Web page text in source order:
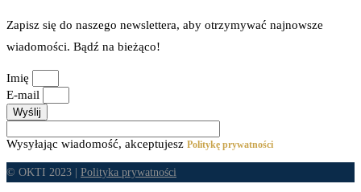
Zapisz się do naszego newslettera, aby otrzymywać najnowsze
wiadomości. Bądź na bieżąco!
Imię
E-mail
Wyślij
Wysyłając wiadomość, akceptujesz Politykę prywatności
© OKTI 2023 | Polityka prywatności